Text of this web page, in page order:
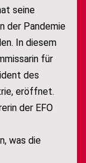
seine
der Pandemie
In diesem
für
des
eröffnet.
der EFO
was die